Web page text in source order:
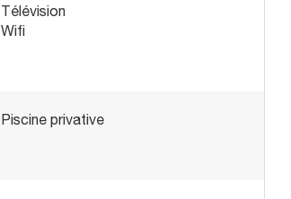
Télévision
Wifi
Piscine privative